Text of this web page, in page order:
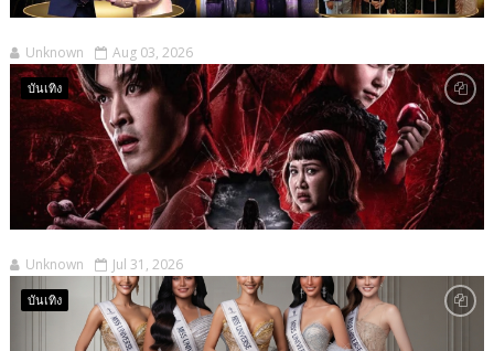
Unknown Aug 03, 2026
บันเทิง
Unknown Jul 31, 2026
บันเทิง